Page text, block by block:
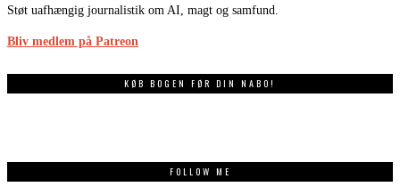
Støt uafhængig journalistik om AI, magt og samfund.
Bliv medlem på Patreon
KØB BOGEN FØR DIN NABO!
FOLLOW ME